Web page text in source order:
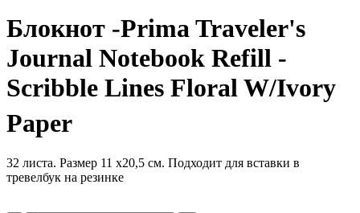
Блокнот -Prima Traveler's
Journal Notebook Refill -
Scribble Lines Floral W/Ivory
Paper
32 листа. Размер 11 х20,5 см. Подходит для вставки в
тревелбук на резинке